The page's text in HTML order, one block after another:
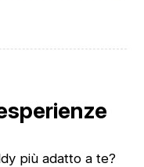
più adatto a te?